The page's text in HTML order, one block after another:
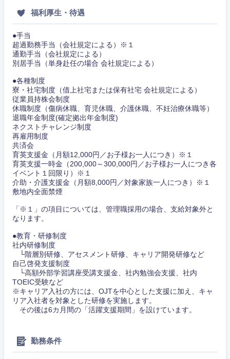
福利厚生・待遇
●手当
超過勤務手当（会社規定による）※１
通勤手当（会社規定による）
別居手当（単身赴任の場合 会社規定による）
●各種制度
寮・社宅制度（借上社宅または保有社宅 会社規定による）
従業員持株会制度
休職制度（傷病休職、育児休職、介護休職、不妊治療休職等）
退職年金制度(確定拠出年金制度)
ネクストチャレンジ制度
再雇用制度
共済会
育英支援金（月額12,000円／お子様お一人につき）※１
育英支援一時金（200,000～300,000円／お子様お一人につき各
イベント１回限り）※１
介助・介護支援金（月額8,000円／対象家族一人につき）※１
敷地内全面禁煙
「※１」の項目については、管理職採用の場合、支給対象外と
なります。
●教育・研修制度
社内研修制度
└階層別研修、アセスメント研修、キャリア開発研修など
自己啓発支援制度
└高額外部学習講座受講支援金、社内勉強会支援、社内
TOEIC受験など
※キャリア入社の方には、OJTを中心とした支援に加え、キャ
リア入社者を対象とした研修を実施します。
その後は6カ月間の「活躍支援期間」を設けています。
勤務条件
東海地方
岐阜県 静岡県